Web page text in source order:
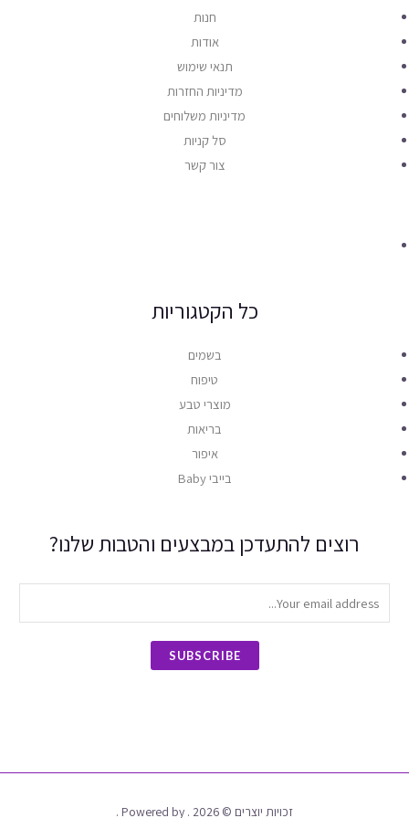
חנות
אודות
תנאי שימוש
מדיניות החזרות
מדיניות משלוחים
סל קניות
צור קשר
כל הקטגוריות
בשמים
טיפוח
מוצרי טבע
בריאות
איפור
בייבי Baby
רוצים להתעדכן במבצעים והטבות שלנו?
SUBSCRIBE
זכויות יוצרים © 2026 . Powered by .